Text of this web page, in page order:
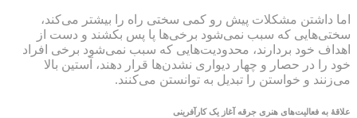
اما داشتن مشکلات پیش رو کمی سختی راه را بیشتر می‌کند،
سختی‌هایی که سبب نمی‌شود برخی‌ها پا پس بکشند و دست از
اهداف خود بردارند، محدودیت‌هایی که سبب نمی‌شود برخی افراد
خود را در حصار و چهار دیواری نشدن‌ها قرار دهند، آستین بالا
می‌زنند و خواستن را تبدیل به توانستن می‌کنند.
علاقهٔ به فعالیت‌های هنری جرقه آغاز یک کارآفرینی